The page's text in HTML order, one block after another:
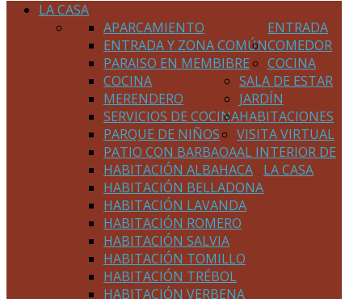
LA CASA
ENTRADA
APARCAMIENTO
ENTRADA Y ZONA COMÚN
PARAISO EN MEMBIBRE
COMEDOR
COCINA
COCINA
MERENDERO
SERVICIOS DE COCINA
SALA DE ESTAR
JARDÍN
PARQUE DE NIÑOS
PATIO CON BARBAOA
HABITACIONES
HABITACIÓN ALBAHACA
HABITACIÓN BELLADONA
HABITACIÓN LAVANDA
HABITACIÓN ROMERO
HABITACIÓN SALVIA
HABITACIÓN TOMILLO
HABITACIÓN TRÉBOL
HABITACIÓN VERBENA
VISITA VIRTUAL
AL INTERIOR DE
LA CASA